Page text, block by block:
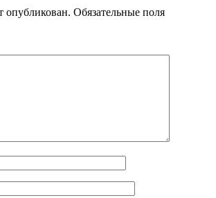
опубликован. Обязательные поля